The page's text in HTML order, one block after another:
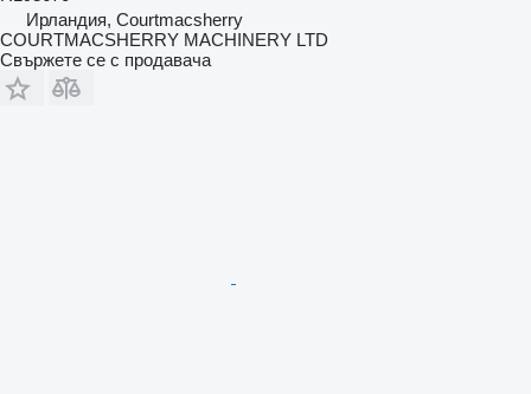
Ирландия, Courtmacsherry
COURTMACSHERRY MACHINERY LTD
Свържете се с продавача